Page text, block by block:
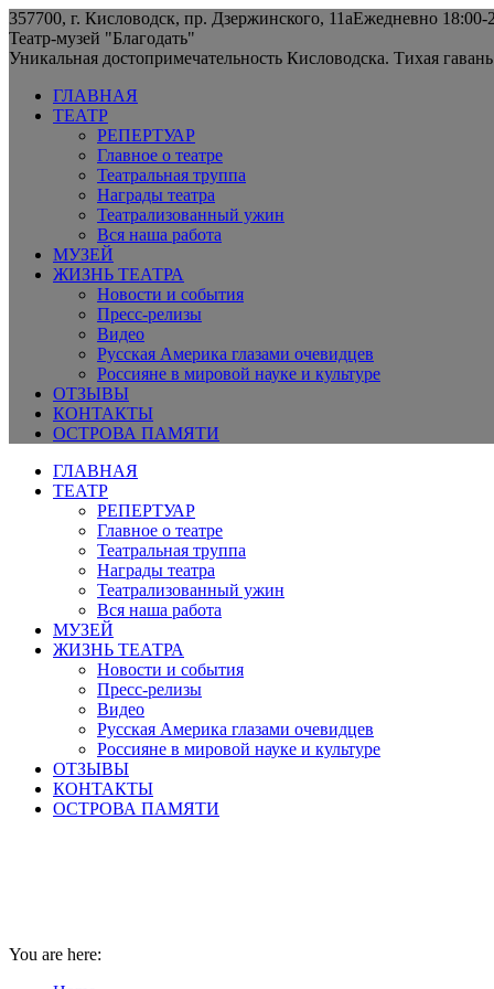
Skip
to
content
357700, г. Кисловодск, пр. Дзержинского, 11аЕжедневно 18:00-
Instagram
page
new
Telegram
page
new
Театр-музей "Благодать"
Уникальная достопримечательность Кисловодска. Тихая
ГЛАВНАЯ
ТЕАТР
РЕПЕРТУАР
Главное о театре
Театральная труппа
Награды театра
Театрализованный ужин
Вся наша работа
МУЗЕЙ
ЖИЗНЬ ТЕАТРА
Новости и события
Пресс-релизы
Видео
Русская Америка глазами очевидцев
Россияне в мировой науке и культуре
ОТЗЫВЫ
КОНТАКТЫ
ОСТРОВА ПАМЯТИ
ГЛАВНАЯ
ТЕАТР
РЕПЕРТУАР
Главное о театре
Театральная труппа
Награды театра
Театрализованный ужин
Вся наша работа
МУЗЕЙ
ЖИЗНЬ ТЕАТРА
Новости и события
Пресс-релизы
Видео
Русская Америка глазами очевидцев
Россияне в мировой науке и культуре
ОТЗЫВЫ
КОНТАКТЫ
ОСТРОВА ПАМЯТИ
You are here: